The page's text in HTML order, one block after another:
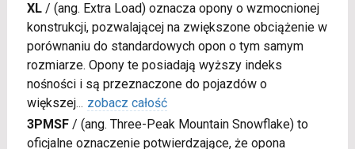
XL/ (ang. Extra Load) oznacza opony o wzmocnionej
konstrukcji, pozwalającej na zwiększone obciążenie w
porównaniu do standardowych opon o tym samym
rozmiarze. Opony te posiadają wyższy indeks
nośności i są przeznaczone do pojazdów o
większej... zobacz całość
3PMSF/ (ang. Three-Peak Mountain Snowflake) to
oficjalne oznaczenie potwierdzające, że opona